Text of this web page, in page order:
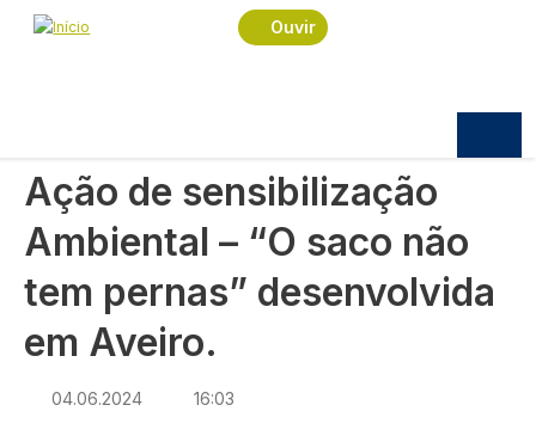
Passar para o conteúdo principal
Ouvir
Navegação estrutural
Início
Política
Ação de sensibilização Ambiental – “O saco não
Ação de sensibilização
Ambiental – “O saco não
tem pernas” desenvolvida
em Aveiro.
04.06.2024 16:03